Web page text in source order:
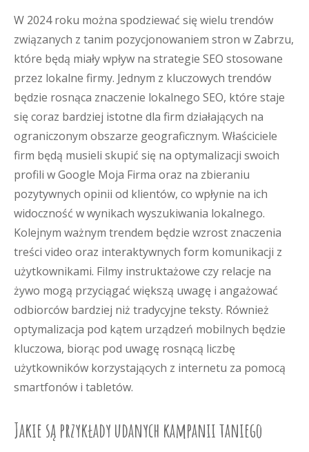
W 2024 roku można spodziewać się wielu trendów
związanych z tanim pozycjonowaniem stron w Zabrzu,
które będą miały wpływ na strategie SEO stosowane
przez lokalne firmy. Jednym z kluczowych trendów
będzie rosnąca znaczenie lokalnego SEO, które staje
się coraz bardziej istotne dla firm działających na
ograniczonym obszarze geograficznym. Właściciele
firm będą musieli skupić się na optymalizacji swoich
profili w Google Moja Firma oraz na zbieraniu
pozytywnych opinii od klientów, co wpłynie na ich
widoczność w wynikach wyszukiwania lokalnego.
Kolejnym ważnym trendem będzie wzrost znaczenia
treści video oraz interaktywnych form komunikacji z
użytkownikami. Filmy instruktażowe czy relacje na
żywo mogą przyciągać większą uwagę i angażować
odbiorców bardziej niż tradycyjne teksty. Również
optymalizacja pod kątem urządzeń mobilnych będzie
kluczowa, biorąc pod uwagę rosnącą liczbę
użytkowników korzystających z internetu za pomocą
smartfonów i tabletów.
Jakie są przykłady udanych kampanii taniego